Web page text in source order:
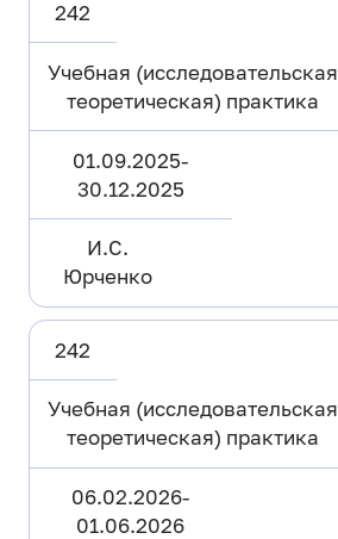
242
Учебная (исследовательская
теоретическая) практика
01.09.2025-
30.12.2025
И.С.
Юрченко
242
Учебная (исследовательская
теоретическая) практика
06.02.2026-
01.06.2026